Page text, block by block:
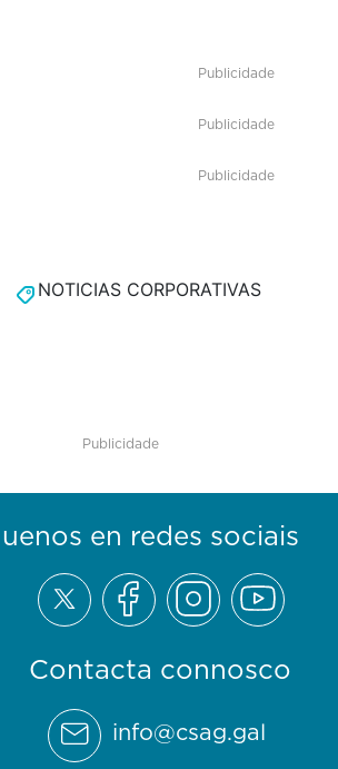
Publicidade
Publicidade
Publicidade
NOTICIAS CORPORATIVAS
Publicidade
Contacta connosco
info@csag.gal
en redes sociais